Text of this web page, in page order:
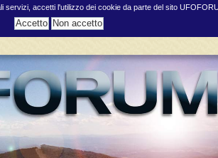
servizi, accetti l'utilizzo dei cookie da parte del sito